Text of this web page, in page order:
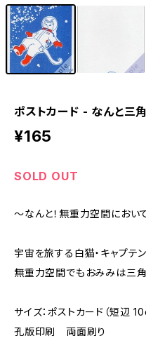
ポストカード - なんと
¥165
SOLD OUT
～なんと！無重力空間にお
宇宙を旅する白猫・キャプテ
無重力空間でもおみみは三角
サイズ：ポストカード（短辺
孔版印刷 両面刷り